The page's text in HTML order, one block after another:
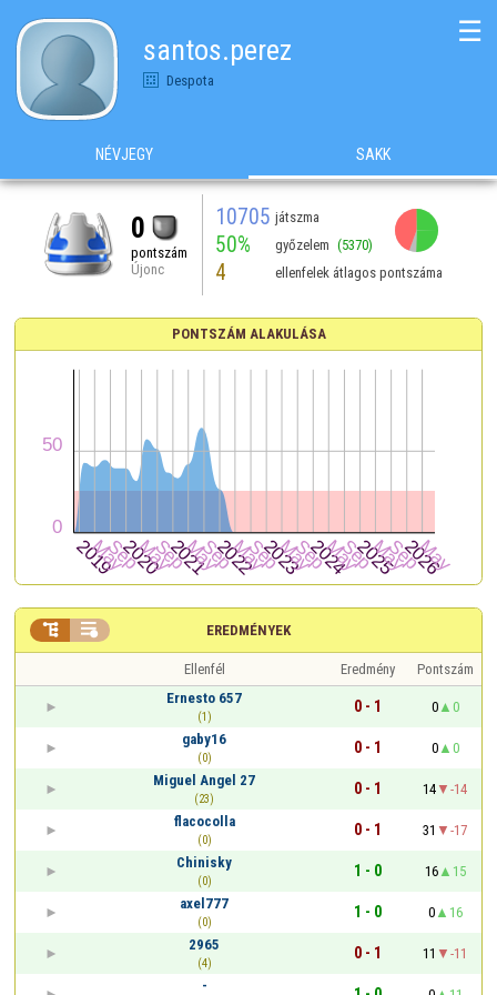
santos.perez
Despota
☰
NÉVJEGY SAKK
0
pontszám
Újonc
10705 játszma
50% győzelem (5370)
4 ellenfelek átlagos pontszáma
PONTSZÁM ALAKULÁSA
EREDMÉNYEK
 
Ellenfél Eredmény
Pontszám
Ernesto 657
(1)
0 - 1 0
0
gaby16
(0)
0 - 1 0
0
Miguel Angel 27
(23)
0 - 1 14
-14
flacocolla
(0)
0 - 1 31
-17
Chinisky
(0)
1 - 0 16
15
axel777
(0)
1 - 0 0
16
2965
(4)
0 - 1 11
-11
-